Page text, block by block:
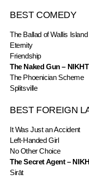
BEST COMEDY
The Ballad of Wallis Island
Eternity
Friendship
The Naked Gun –
The Phoenician Scheme
Splitsville
BEST FOREIGN
It Was Just an Accident
Left-Handed Girl
No Other Choice
The Secret Agent –
Sirāt